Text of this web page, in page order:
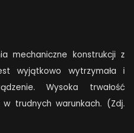
mechaniczne konstrukcji z
wyjątkowo wytrzymała i
Wysoka trwałość
trudnych warunkach. (Zdj.